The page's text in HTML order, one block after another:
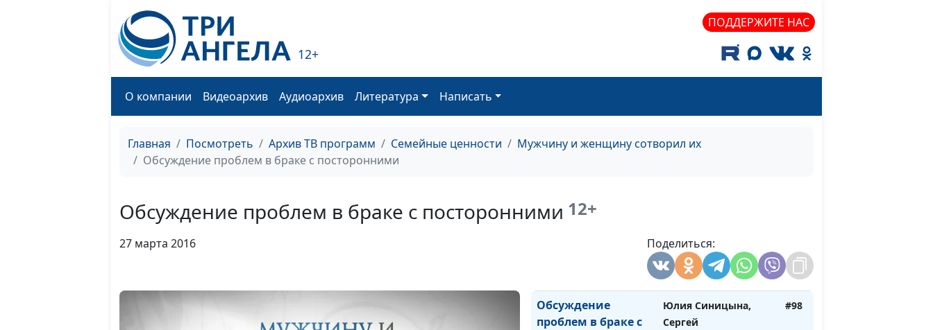
12+
ПОДДЕРЖИТЕ НАС
О компании Видеоархив Аудиоархив Литература Написать
Главная Посмотреть Архив ТВ программ Семейные ценности
Мужчину и женщину сотворил их
Обсуждение проблем в браке с посторонними
Обсуждение проблем в браке с посторонними 12+
27 марта 2016 Поделиться:
Сергей Комарницкий,
психофизиолог
Юлия Синицына,
Сергей Комарницкий,
#102
Как сохранить брак?
Юлия Синицына,
психофизиолог
#101
Совместный отдых в
Юлия Синицына,
Сергей Комарницкий,
психофизиолог
Обсуждение
проблем в браке с
Юлия Синицына,
Сергей
#98